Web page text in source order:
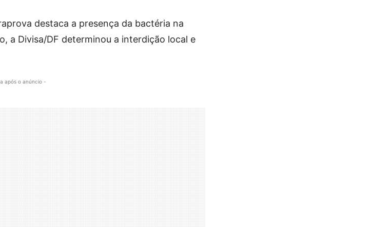
destaca a presença da bactéria na
a Divisa/DF determinou a interdição local e
após o anúncio -